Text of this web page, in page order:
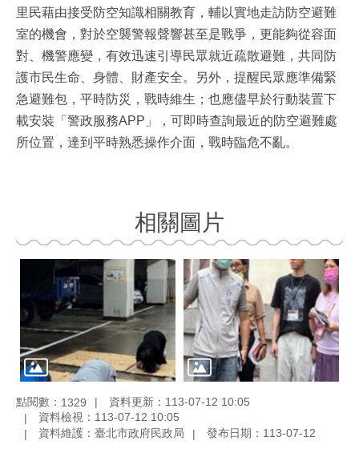
里民藉由接受防空知識相關教育，輔以實地走訪防空避難
室的機會，對於空襲警報聲響甚至是戰爭，更能夠從容面
對、機警應變，有效迅速引導民眾就近疏散避難，共同防
護市民生命、身體、財產安全。另外，提醒民眾應準備緊
急避難包，平時防災，戰時維生；也應儘早於行動裝置下
載安裝「警政服務APP」，可即時查詢最近的防空避難處
所位置，達到平時熟悉操作介面，戰時臨危不亂。
相關圖片
點閱數： 1329
資料更新：113-07-12 10:05
資料檢視：113-07-12 10:05
資料維護：臺北市政府民政局
發布日期：113-07-12